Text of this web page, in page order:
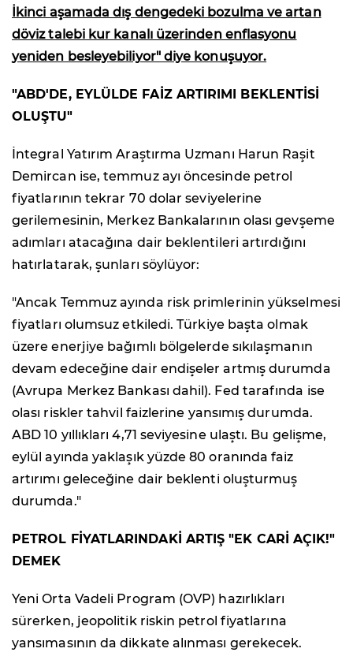
İkinci aşamada dış dengedeki bozulma ve artan
döviz talebi kur kanalı üzerinden enflasyonu
yeniden besleyebiliyor" diye konuşuyor.
"ABD'DE, EYLÜLDE FAİZ ARTIRIMI BEKLENTİSİ
OLUŞTU"
İntegral Yatırım Araştırma Uzmanı Harun Raşit
Demircan ise, temmuz ayı öncesinde petrol
fiyatlarının tekrar 70 dolar seviyelerine
gerilemesinin, Merkez Bankalarının olası gevşeme
adımları atacağına dair beklentileri artırdığını
hatırlatarak, şunları söylüyor:
"Ancak Temmuz ayında risk primlerinin yükselmesi
fiyatları olumsuz etkiledi. Türkiye başta olmak
üzere enerjiye bağımlı bölgelerde sıkılaşmanın
devam edeceğine dair endişeler artmış durumda
(Avrupa Merkez Bankası dahil). Fed tarafında ise
olası riskler tahvil faizlerine yansımış durumda.
ABD 10 yıllıkları 4,71 seviyesine ulaştı. Bu gelişme,
eylül ayında yaklaşık yüzde 80 oranında faiz
artırımı geleceğine dair beklenti oluşturmuş
durumda."
PETROL FİYATLARINDAKİ ARTIŞ "EK CARİ AÇIK!"
DEMEK
Yeni Orta Vadeli Program (OVP) hazırlıkları
sürerken, jeopolitik riskin petrol fiyatlarına
yansımasının da dikkate alınması gerekecek.